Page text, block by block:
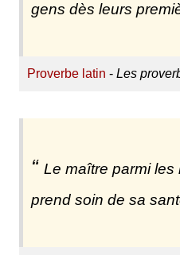
gens dès leurs
Proverbe latin - Les
Le maître parmi
prend soin de sa